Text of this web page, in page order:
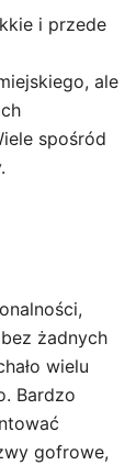
i przede
ale
spośród
żadnych
wielu
Bardzo
gofrowe,